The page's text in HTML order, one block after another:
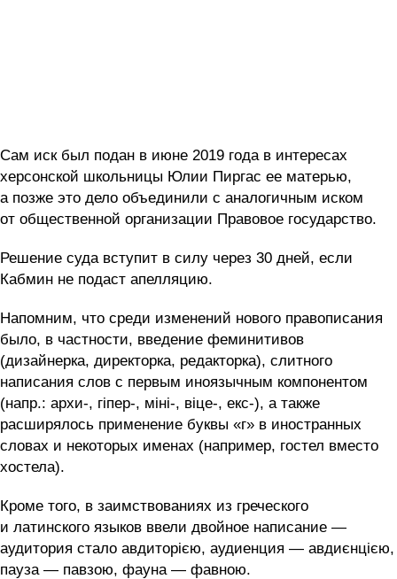
Сам иск был подан в июне 2019 года в интересах
херсонской школьницы Юлии Пиргас ее матерью,
а позже это дело объединили с аналогичным иском
от общественной организации Правовое государство.
Решение суда вступит в силу через 30 дней, если
Кабмин не подаст апелляцию.
Напомним, что среди изменений нового правописания
было, в частности, введение феминитивов
(дизайнерка, директорка, редакторка), слитного
написания слов с первым иноязычным компонентом
(напр.: архи-, гіпер-, міні-, віце-, екс-), а также
расширялось применение буквы «г» в иностранных
словах и некоторых именах (например, гостел вместо
хостела).
Кроме того, в заимствованиях из греческого
и латинского языков ввели двойное написание —
аудитория стало авдиторією, аудиенция — авдиєнцією,
пауза — павзою, фауна — фавною.